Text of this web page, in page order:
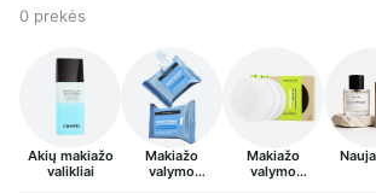
0 prekės
Akių makiažo
valikliai
Makiažo
valymo
Makiažo
valymo